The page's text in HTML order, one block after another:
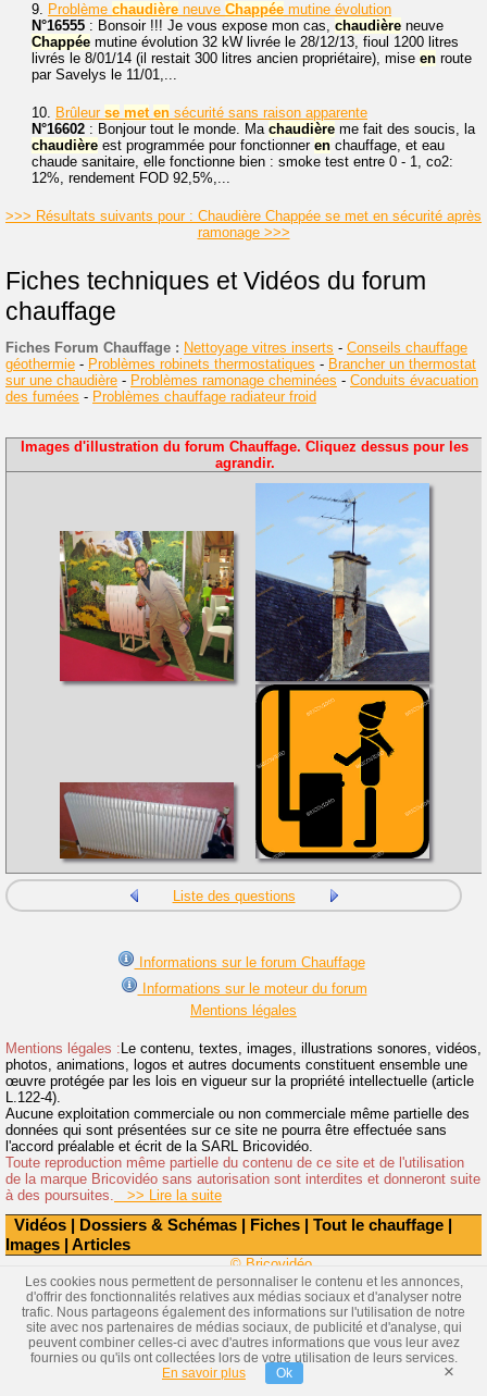
Vidéos | Dossiers & Schémas | Fiches | Tout le chauffage |
Images | Articles
9. Problème chaudière neuve Chappée mutine évolution
N°16555 : Bonsoir !!! Je vous expose mon cas, chaudière neuve
Chappée mutine évolution 32 kW livrée le 28/12/13, fioul 1200 litres
livrés le 8/01/14 (il restait 300 litres ancien propriétaire), mise en route
par Savelys le 11/01,...
10. Brûleur se met en sécurité sans raison apparente
N°16602 : Bonjour tout le monde. Ma chaudière me fait des soucis, la
chaudière est programmée pour fonctionner en chauffage, et eau
chaude sanitaire, elle fonctionne bien : smoke test entre 0 - 1, co2:
12%, rendement FOD 92,5%,...
>>> Résultats suivants pour : Chaudière Chappée se met en sécurité après
ramonage >>>
Fiches techniques et Vidéos du forum
chauffage
Fiches Forum Chauffage : Nettoyage vitres inserts - Conseils chauffage
géothermie - Problèmes robinets thermostatiques - Brancher un thermostat
sur une chaudière - Problèmes ramonage cheminées - Conduits évacuation
des fumées - Problèmes chauffage radiateur froid
Images d'illustration du forum Chauffage. Cliquez dessus pour les
agrandir.
Liste des questions
Informations sur le forum Chauffage
Informations sur le moteur du forum
Mentions légales
Mentions légales : Le contenu, textes, images, illustrations sonores, vidéos,
photos, animations, logos et autres documents constituent ensemble une
œuvre protégée par les lois en vigueur sur la propriété intellectuelle (article
L.122-4).
Aucune exploitation commerciale ou non commerciale même partielle des
données qui sont présentées sur ce site ne pourra être effectuée sans
l'accord préalable et écrit de la SARL Bricovidéo.
Toute reproduction même partielle du contenu de ce site et de l'utilisation
de la marque Bricovidéo sans autorisation sont interdites et donneront suite
à des poursuites.
>> Lire la suite
© Bricovidéo
Les cookies nous permettent de personnaliser le contenu et les annonces,
d'offrir des fonctionnalités relatives aux médias sociaux et d'analyser notre
trafic. Nous partageons également des informations sur l'utilisation de notre
site avec nos partenaires de médias sociaux, de publicité et d'analyse, qui
peuvent combiner celles-ci avec d'autres informations que vous leur avez
fournies ou qu'ils ont collectées lors de votre utilisation de leurs services.
En savoir plus
Ok ×